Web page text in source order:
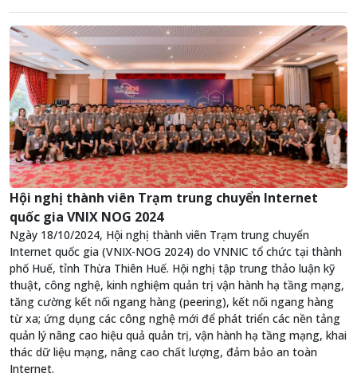
Hội nghị thành viên Trạm trung chuyển Internet
quốc gia VNIX NOG 2024
Ngày 18/10/2024, Hội nghị thành viên Trạm trung chuyển
Internet quốc gia (VNIX-NOG 2024) do VNNIC tổ chức tại thành
phố Huế, tỉnh Thừa Thiên Huế. Hội nghị tập trung thảo luận kỹ
thuật, công nghệ, kinh nghiệm quản trị vận hành hạ tầng mạng,
tăng cường kết nối ngang hàng (peering), kết nối ngang hàng
từ xa; ứng dụng các công nghệ mới để phát triển các nền tảng
quản lý nâng cao hiệu quả quản trị, vận hành hạ tầng mạng, khai
thác dữ liệu mạng, nâng cao chất lượng, đảm bảo an toàn
Internet.